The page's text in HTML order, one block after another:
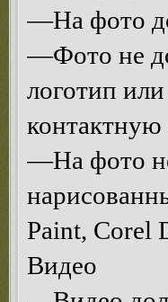
—На фото
—Фото не
логотип
—На фото
Paint, Corel
Видео